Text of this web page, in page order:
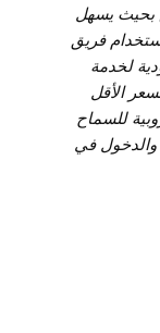
بحيث يسهل
فريق
لخدمة
الأقل
للسماح
لمزيد من العملاء المحتملين بإنتاج kcups والدخول في